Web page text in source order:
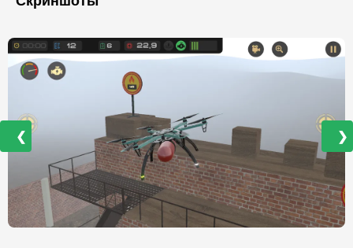
❮ ❯